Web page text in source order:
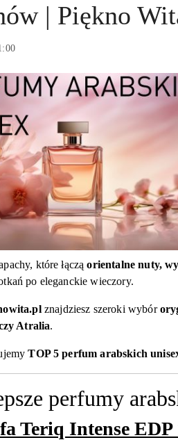
| Piękno
które łącząorientalne nuty,
po eleganckie wieczory.
znajdziesz szeroki wybór
Atralia.
TOP 5 perfum arabskich
perfumy
Teriq Intense EDP